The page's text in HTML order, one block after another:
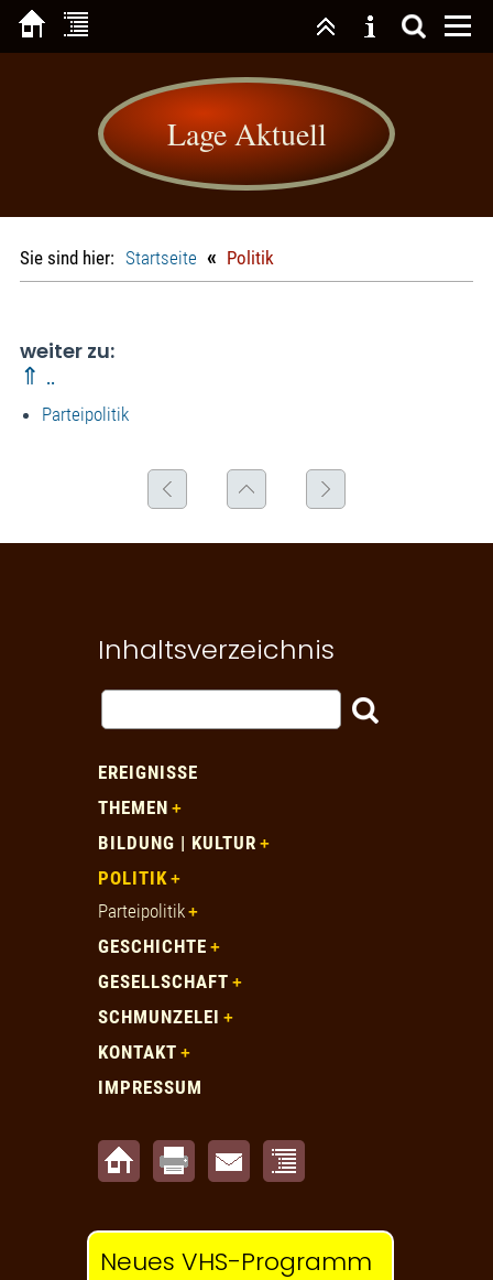
Lage Aktuell
Sie sind hier: Startseite « Politik
weiter zu:
⇑ ..
Parteipolitik
Inhaltsverzeichnis
EREIGNISSE
THEMEN
BILDUNG | KULTUR
POLITIK
Parteipolitik
GESCHICHTE
GESELLSCHAFT
SCHMUNZELEI
KONTAKT
IMPRESSUM
Neues VHS-Programm